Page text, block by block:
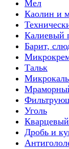
Мел
Каолин и
Калиевый
Барит,
Тальк
Уголь
Дробь и